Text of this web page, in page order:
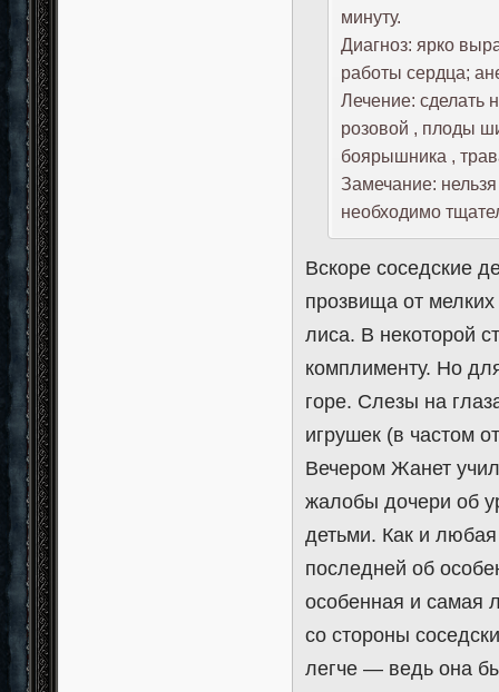
минуту.
Диагноз: ярко
работы сердца;
Лечение: сделать
розовой , плоды
боярышника ,
Замечание:
необходимо
Вскоре соседские
прозвища от
лиса. В некоторой
комплименту. Но
горе. Слезы на
игрушек (в частом
Вечером Жанет
жалобы дочери об
детьми. Как и
последней об
особенная и самая
со стороны
легче — ведь она